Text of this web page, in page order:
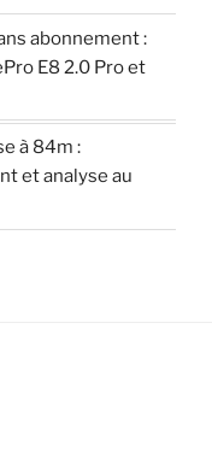
abonnement :
E8 2.0 Pro et
à 84m :
et analyse au